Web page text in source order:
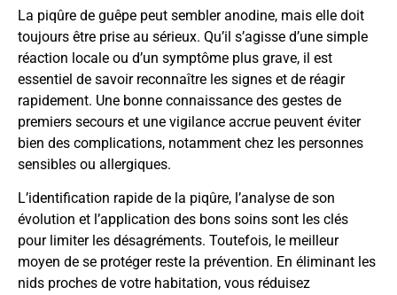
La piqûre de guêpe peut sembler anodine, mais elle doit
toujours être prise au sérieux. Qu’il s’agisse d’une simple
réaction locale ou d’un symptôme plus grave, il est
essentiel de savoir reconnaître les signes et de réagir
rapidement. Une bonne connaissance des gestes de
premiers secours et une vigilance accrue peuvent éviter
bien des complications, notamment chez les personnes
sensibles ou allergiques.
L’identification rapide de la piqûre, l’analyse de son
évolution et l’application des bons soins sont les clés
pour limiter les désagréments. Toutefois, le meilleur
moyen de se protéger reste la prévention. En éliminant les
nids proches de votre habitation, vous réduisez